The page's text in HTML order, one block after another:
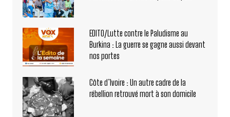
EDITO/Lutte contre le Paludisme au
Burkina : La guerre se gagne aussi devant
nos portes
Côte d’Ivoire : Un autre cadre de la
rébellion retrouvé mort à son domicile